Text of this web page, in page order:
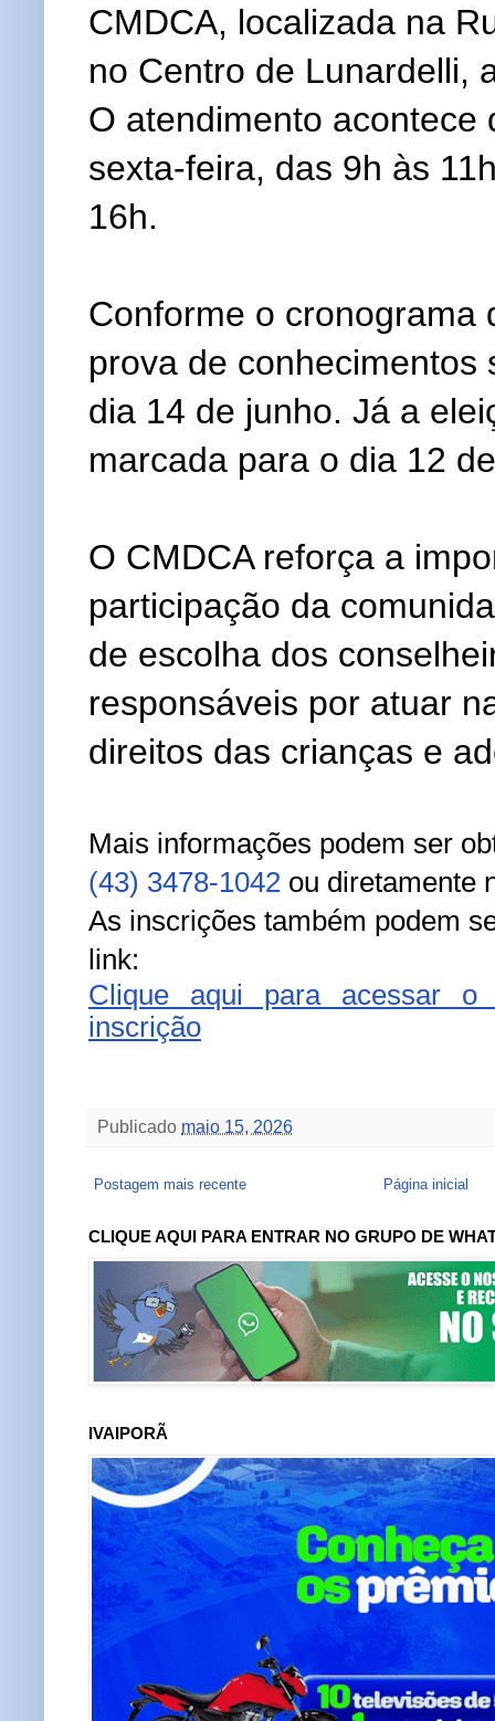
CMDCA, localizada na
no Centro de Lunardelli,
O atendimento acontece
sexta-feira, das 9h às
16h.
Conforme o cronograma
prova de conhecimentos
dia 14 de junho. Já a
marcada para o dia 12
O CMDCA reforça a
participação da
de escolha dos
responsáveis por atuar
direitos das crianças e
Mais informações podem ser
(43) 3478-1042 ou diretamente
As inscrições também podem
link:
Clique aqui para acessar
inscrição
Publicado maio 15, 2026
Postagem mais recente Página inicial
CLIQUE AQUI PARA ENTRAR NO GRUPO DE
IVAIPORÃ